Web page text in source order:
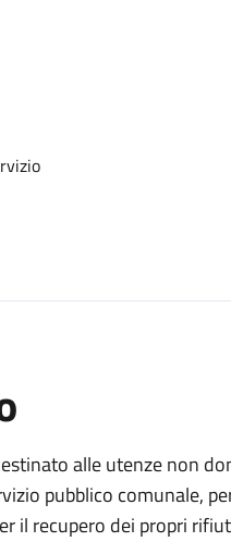
alle utenze non
pubblico comunale,
il recupero dei propri